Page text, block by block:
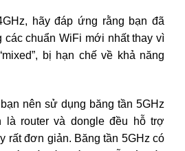
hãy đáp ứng rằng bạn đã
các chuẩn WiFi mới nhất thay vì
bị hạn chế về khả năng
nên sử dụng băng tần 5GHz
là router và dongle đều hỗ trợ
rất đơn giản. Băng tần 5GHz có